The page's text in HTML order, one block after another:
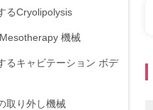
るCryolipolysis
機械
るキャビテーション ボデ
取り外し機械